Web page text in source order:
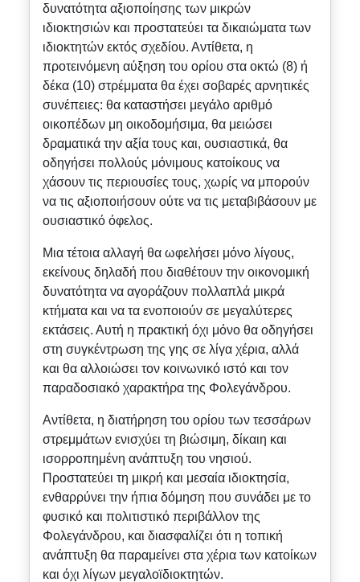
δυνατότητα αξιοποίησης των μικρών
ιδιοκτησιών και προστατεύει τα δικαιώματα των
ιδιοκτητών εκτός σχεδίου. Αντίθετα, η
προτεινόμενη αύξηση του ορίου στα οκτώ (8) ή
δέκα (10) στρέμματα θα έχει σοβαρές αρνητικές
συνέπειες: θα καταστήσει μεγάλο αριθμό
οικοπέδων μη οικοδομήσιμα, θα μειώσει
δραματικά την αξία τους και, ουσιαστικά, θα
οδηγήσει πολλούς μόνιμους κατοίκους να
χάσουν τις περιουσίες τους, χωρίς να μπορούν
να τις αξιοποιήσουν ούτε να τις μεταβιβάσουν με
ουσιαστικό όφελος.
Μια τέτοια αλλαγή θα ωφελήσει μόνο λίγους,
εκείνους δηλαδή που διαθέτουν την οικονομική
δυνατότητα να αγοράζουν πολλαπλά μικρά
κτήματα και να τα ενοποιούν σε μεγαλύτερες
εκτάσεις. Αυτή η πρακτική όχι μόνο θα οδηγήσει
στη συγκέντρωση της γης σε λίγα χέρια, αλλά
και θα αλλοιώσει τον κοινωνικό ιστό και τον
παραδοσιακό χαρακτήρα της Φολεγάνδρου.
Αντίθετα, η διατήρηση του ορίου των τεσσάρων
στρεμμάτων ενισχύει τη βιώσιμη, δίκαιη και
ισορροπημένη ανάπτυξη του νησιού.
Προστατεύει τη μικρή και μεσαία ιδιοκτησία,
ενθαρρύνει την ήπια δόμηση που συνάδει με το
φυσικό και πολιτιστικό περιβάλλον της
Φολεγάνδρου, και διασφαλίζει ότι η τοπική
ανάπτυξη θα παραμείνει στα χέρια των κατοίκων
και όχι λίγων μεγαλοϊδιοκτητών.